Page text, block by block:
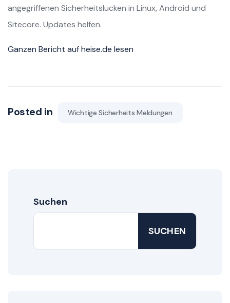
angegriffenen Sicherheitslücken in Linux, Android und
Sitecore. Updates helfen.
Ganzen Bericht auf heise.de lesen
Posted in Wichtige Sicherheits Meldungen
Suchen
SUCHEN